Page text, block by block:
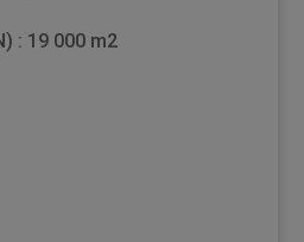
: 19 000 m2